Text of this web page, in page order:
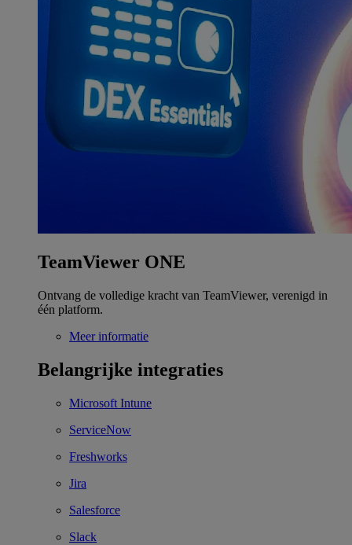
TeamViewer ONE
Ontvang de volledige kracht van TeamViewer, verenigd in
één platform.
Meer informatie
Belangrijke integraties
Microsoft Intune
ServiceNow
Freshworks
Jira
Salesforce
Slack